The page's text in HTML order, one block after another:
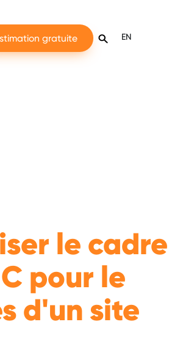
gratuite EN
le cadre
pour le
d'un site